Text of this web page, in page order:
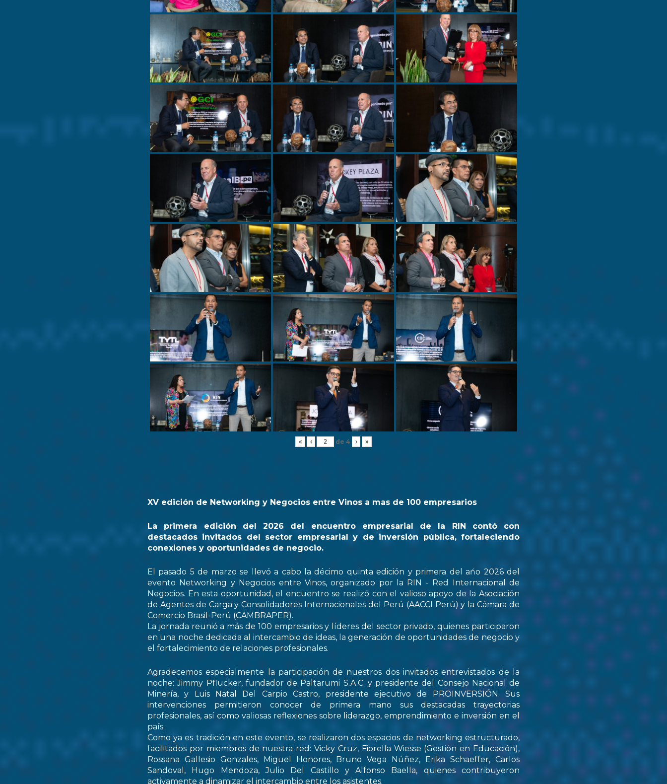
« ‹ de 4 › »
XV edición de Networking y Negocios entre Vinos a mas de 100 empresarios
La primera edición del 2026 del encuentro empresarial de la RIN contó con
destacados invitados del sector empresarial y de inversión pública, fortaleciendo
conexiones y oportunidades de negocio.
El pasado 5 de marzo se llevó a cabo la décimo quinta edición y primera del ańo 2026 del
evento Networking y Negocios entre Vinos, organizado por la RIN - Red Internacional de
Negocios. En esta oportunidad, el encuentro se realizó con el valioso apoyo de la Asociación
de Agentes de Carga y Consolidadores Internacionales del Perú (AACCI Perú) y la Cámara de
Comercio Brasil-Perú (CAMBRAPER).
La jornada reunió a más de 100 empresarios y líderes del sector privado, quienes participaron
en una noche dedicada al intercambio de ideas, la generación de oportunidades de negocio y
el fortalecimiento de relaciones profesionales.
Agradecemos especialmente la participación de nuestros dos invitados entrevistados de la
noche: Jimmy Pflucker, fundador de Paltarumi S.A.C. y presidente del Consejo Nacional de
Minería, y Luis Natal Del Carpio Castro, presidente ejecutivo de PROINVERSIÓN. Sus
intervenciones permitieron conocer de primera mano sus destacadas trayectorias
profesionales, así como valiosas reflexiones sobre liderazgo, emprendimiento e inversión en el
país.
Como ya es tradición en este evento, se realizaron dos espacios de networking estructurado,
facilitados por miembros de nuestra red: Vicky Cruz, Fiorella Wiesse (Gestión en Educación),
Rossana Gallesio Gonzales, Miguel Honores, Bruno Vega Núñez, Erika Schaeffer, Carlos
Sandoval, Hugo Mendoza, Julio Del Castillo y Alfonso Baella, quienes contribuyeron
activamente a dinamizar el intercambio entre los asistentes.